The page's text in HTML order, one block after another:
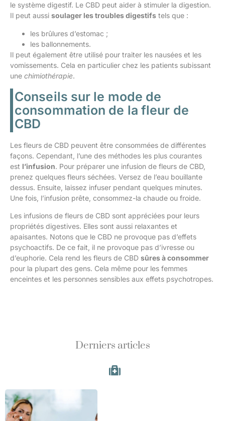
le système digestif. Le CBD peut aider à stimuler la digestion.
Il peut aussi soulager les troubles digestifs tels que :
les brûlures d’estomac ;
les ballonnements.
Il peut également être utilisé pour traiter les nausées et les
vomissements. Cela en particulier chez les patients subissant
une chimiothérapie.
Conseils sur le mode de
consommation de la fleur de
CBD
Les fleurs de CBD peuvent être consommées de différentes
façons. Cependant, l’une des méthodes les plus courantes
est l’infusion. Pour préparer une infusion de fleurs de CBD,
prenez quelques fleurs séchées. Versez de l’eau bouillante
dessus. Ensuite, laissez infuser pendant quelques minutes.
Une fois, l’infusion prête, consommez-la chaude ou froide.
Les infusions de fleurs de CBD sont appréciées pour leurs
propriétés digestives. Elles sont aussi relaxantes et
apaisantes. Notons que le CBD ne provoque pas d’effets
psychoactifs. De ce fait, il ne provoque pas d’ivresse ou
d’euphorie. Cela rend les fleurs de CBD sûres à consommer
pour la plupart des gens. Cela même pour les femmes
enceintes et les personnes sensibles aux effets psychotropes.
Derniers articles